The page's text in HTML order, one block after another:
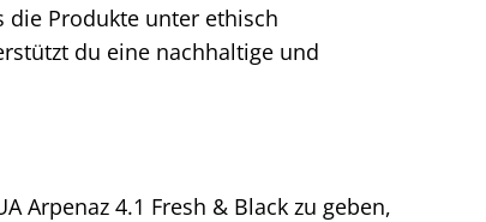
die Produkte unter ethisch
du eine nachhaltige und
Arpenaz 4.1 Fresh & Black zu geben,